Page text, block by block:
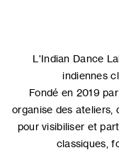
L'Indian Dance
indiennes
Fondé en 2019
organise des ateliers,
pour visibiliser et
classiques,